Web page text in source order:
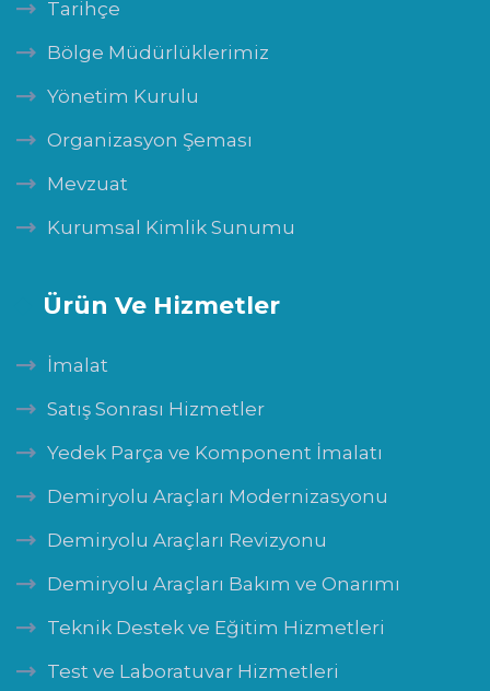
Tarihçe
Bölge Müdürlüklerimiz
Yönetim Kurulu
Organizasyon Şeması
Mevzuat
Kurumsal Kimlik Sunumu
Ürün Ve Hizmetler
İmalat
Satış Sonrası Hizmetler
Yedek Parça ve Komponent İmalatı
Demiryolu Araçları Modernizasyonu
Demiryolu Araçları Revizyonu
Demiryolu Araçları Bakım ve Onarımı
Teknik Destek ve Eğitim Hizmetleri
Test ve Laboratuvar Hizmetleri